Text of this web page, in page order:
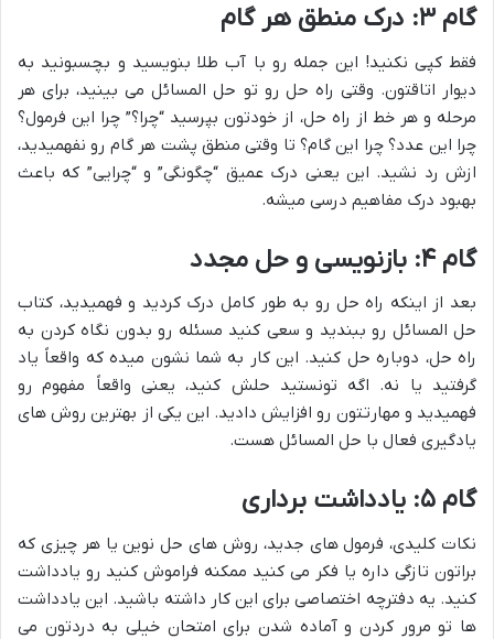
گام ۳: درک منطق هر گام
فقط کپی نکنید! این جمله رو با آب طلا بنویسید و بچسبونید به
دیوار اتاقتون. وقتی راه حل رو تو حل المسائل می بینید، برای هر
مرحله و هر خط از راه حل، از خودتون بپرسید “چرا؟” چرا این فرمول؟
چرا این عدد؟ چرا این گام؟ تا وقتی منطق پشت هر گام رو نفهمیدید،
ازش رد نشید. این یعنی درک عمیق “چگونگی” و “چرایی” که باعث
بهبود درک مفاهیم درسی میشه.
گام ۴: بازنویسی و حل مجدد
بعد از اینکه راه حل رو به طور کامل درک کردید و فهمیدید، کتاب
حل المسائل رو ببندید و سعی کنید مسئله رو بدون نگاه کردن به
راه حل، دوباره حل کنید. این کار به شما نشون میده که واقعاً یاد
گرفتید یا نه. اگه تونستید حلش کنید، یعنی واقعاً مفهوم رو
فهمیدید و مهارتتون رو افزایش دادید. این یکی از بهترین روش های
یادگیری فعال با حل المسائل هست.
گام ۵: یادداشت برداری
نکات کلیدی، فرمول های جدید، روش های حل نوین یا هر چیزی که
براتون تازگی داره یا فکر می کنید ممکنه فراموش کنید رو یادداشت
کنید. یه دفترچه اختصاصی برای این کار داشته باشید. این یادداشت
ها تو مرور کردن و آماده شدن برای امتحان خیلی به دردتون می